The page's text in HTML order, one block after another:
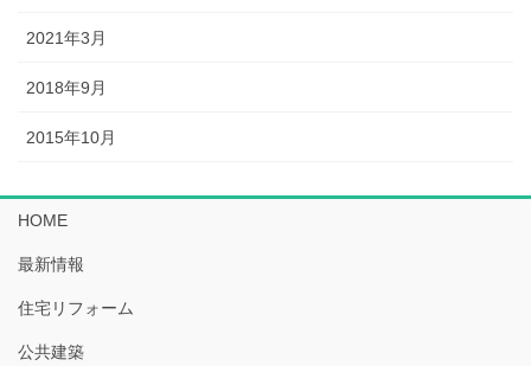
2021年3月
2018年9月
2015年10月
HOME
最新情報
住宅リフォーム
公共建築